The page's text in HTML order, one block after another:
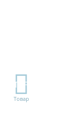
TOP
Товар